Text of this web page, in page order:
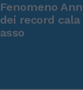
Fenomeno
dei record
asso